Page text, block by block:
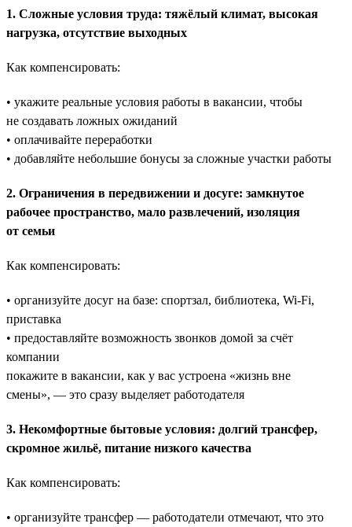
1. Сложные условия труда: тяжёлый климат, высокая
нагрузка, отсутствие выходных
Как компенсировать:
• укажите реальные условия работы в вакансии, чтобы
не создавать ложных ожиданий
• оплачивайте переработки
• добавляйте небольшие бонусы за сложные участки работы
2. Ограничения в передвижении и досуге: замкнутое
рабочее пространство, мало развлечений, изоляция
от семьи
Как компенсировать:
• организуйте досуг на базе: спортзал, библиотека, Wi-Fi,
приставка
• предоставляйте возможность звонков домой за счёт
компании
покажите в вакансии, как у вас устроена «жизнь вне
смены», — это сразу выделяет работодателя
3. Некомфортные бытовые условия: долгий трансфер,
скромное жильё, питание низкого качества
Как компенсировать:
• организуйте трансфер — работодатели отмечают, что это